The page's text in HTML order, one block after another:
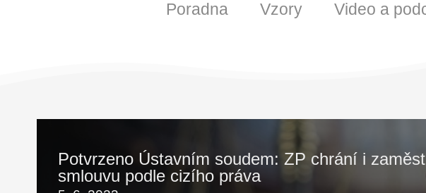
Poradna Vzory Video a
Potvrzeno Ústavním soudem: ZP chrání i
smlouvu podle cizího práva